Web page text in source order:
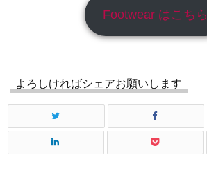
Footwear はこちら
よろしければシェアお願いします